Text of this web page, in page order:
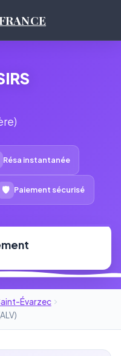
Résa instantanée
🛡 Paiement sécurisé
Évarzec